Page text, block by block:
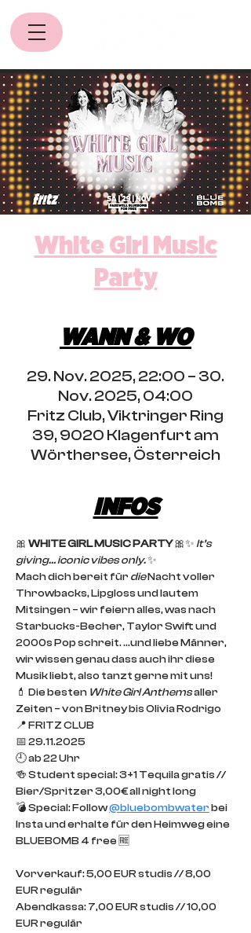
White Girl Music
Party
WANN & WO
29. Nov. 2025, 22:00 – 30.
Nov. 2025, 04:00
Fritz Club, Viktringer Ring
39, 9020 Klagenfurt am
Wörthersee, Österreich
INFOS
🎀 WHITE GIRL MUSIC PARTY 🎀✨ It’s
giving… iconic vibes only. ✨
Mach dich bereit für die Nacht voller
Throwbacks, Lipgloss und lautem
Mitsingen – wir feiern alles, was nach
Starbucks-Becher, Taylor Swift und
2000s Pop schreit. ...und liebe Männer,
wir wissen genau dass auch ihr diese
Musik liebt, also tanzt gerne mit uns!
💄 Die besten White Girl Anthems aller
Zeiten – von Britney bis Olivia Rodrigo
📍 FRITZ CLUB
📅 29.11.2025
🕘 ab 22 Uhr
🍻 Student special: 3+1 Tequila gratis //
Bier/Spritzer 3,00€ all night long
💣 Special: Follow @bluebombwater bei
Insta und erhalte für den Heimweg eine
BLUEBOMB 4 free 🆓
Vorverkauf: 5,00 EUR studis // 8,00
EUR regulär
Abendkassa: 7,00 EUR studis // 10,00
EUR regulär